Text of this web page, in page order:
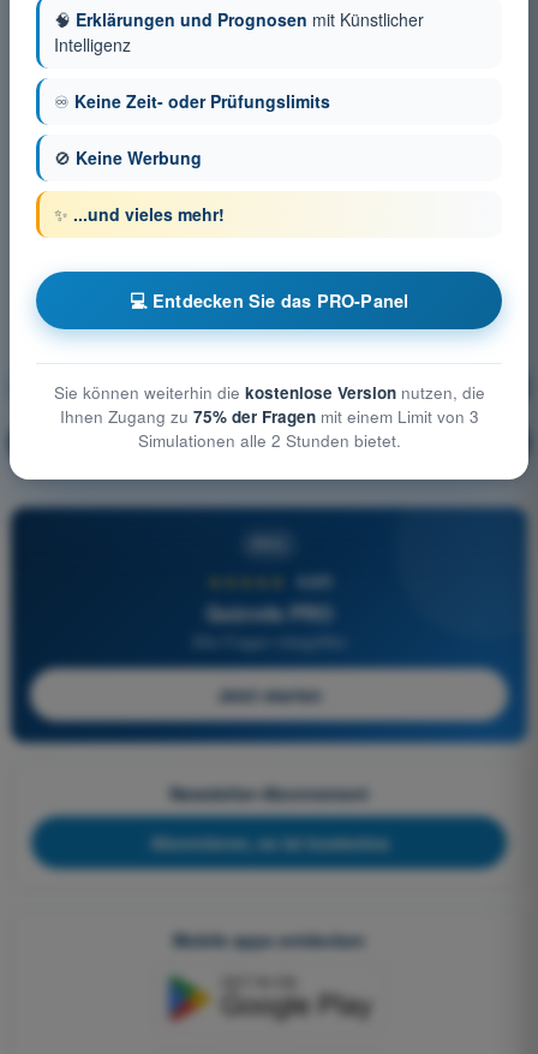
Menschliches Leistungsvermögen Ausbildung!
🔒 PRO Erläuterung der Frage
4,6/5
Quizvds PRO
Alle Fragen inbegriffen
Jetzt starten
Newsletter-Abonnement
Abonnieren, es ist kostenlos
Mobile apps entdecken
🧠 Erklärungen und Prognosen mit Künstlicher
Intelligenz
♾️ Keine Zeit- oder Prüfungslimits
🚫 Keine Werbung
✨ ...und vieles mehr!
💻 Entdecken Sie das PRO-Panel
Sie können weiterhin die kostenlose Versionnutzen, die
Ihnen Zugang zu 75% der Fragenmit einem Limit von 3
Simulationen alle 2 Stunden bietet.